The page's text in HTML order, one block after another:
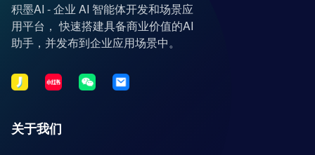
积墨AI - 企业 AI 智能体开发和场景应
用平台， 快速搭建具备商业价值的AI
助手，并发布到企业应用场景中。
关于我们